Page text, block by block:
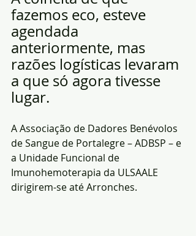
fazemos eco, esteve
agendada
anteriormente, mas
razões logísticas levaram
a que só agora tivesse
lugar.
A Associação de Dadores Benévolos
de Sangue de Portalegre – ADBSP – e
a Unidade Funcional de
Imunohemoterapia da ULSAALE
dirigirem-se até Arronches.